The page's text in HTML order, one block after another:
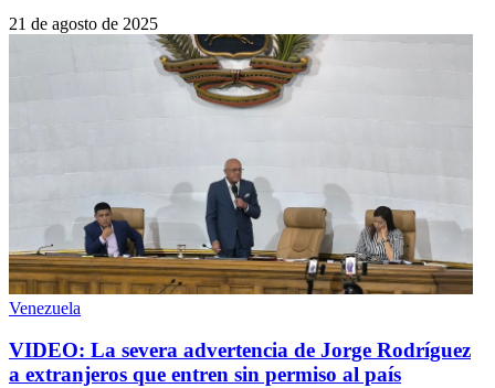
21 de agosto de 2025
Venezuela
VIDEO: La severa advertencia de Jorge Rodríguez
a extranjeros que entren sin permiso al país